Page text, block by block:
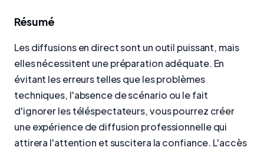
Résumé
Les diffusions en direct sont un outil puissant, mais
elles nécessitent une préparation adéquate. En
évitant les erreurs telles que les problèmes
techniques, l'absence de scénario ou le fait
d'ignorer les téléspectateurs, vous pourrez créer
une expérience de diffusion professionnelle qui
attirera l'attention et suscitera la confiance. L'accès